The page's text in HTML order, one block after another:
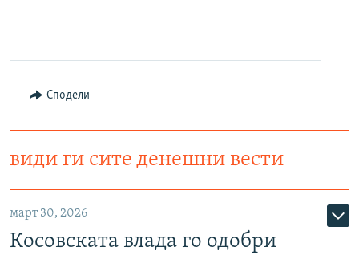
Сподели
види ги сите денешни вести
март 30, 2026
Косовската влада го одобри